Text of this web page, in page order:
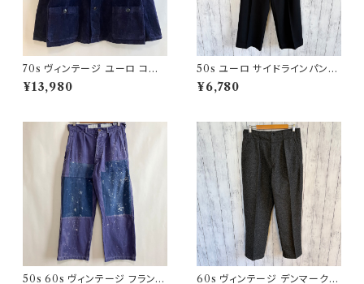
70s ヴィンテージ ユーロ コー
デュロイ セットアップ ビンテー
ジ
¥13,980
50s ユーロ サイドラインパンツ
ウールパンツ ワイドスラックドレ
スパンツ
¥6,780
50s 60s ヴィンテージ フランス
60s ヴィンテージ デンマーク軍